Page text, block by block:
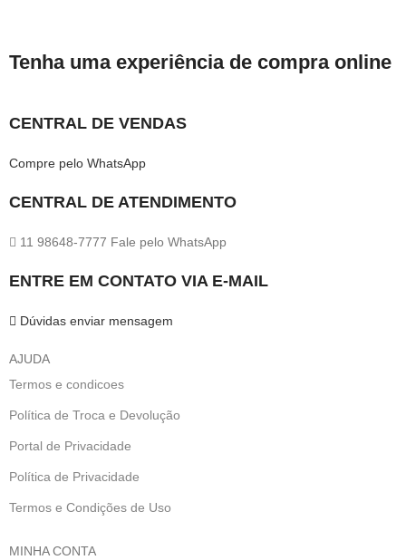
Tenha uma experiência de compra online
CENTRAL DE VENDAS
Compre pelo WhatsApp
CENTRAL DE ATENDIMENTO
11 98648-7777 Fale pelo WhatsApp
ENTRE EM CONTATO VIA E-MAIL
Dúvidas enviar mensagem
AJUDA
Termos e condicoes
Política de Troca e Devolução
Portal de Privacidade
Política de Privacidade
Termos e Condições de Uso
MINHA CONTA